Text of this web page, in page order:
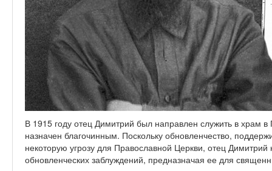
В 1915 году отец Димитрий был направлен служить в храм
назначен благочинным. Поскольку обновленчество,
некоторую угрозу для Православной Церкви, отец
обновленческих заблуждений, предназначая ее для